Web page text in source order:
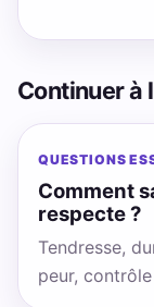
Continuer à
QUESTIONS
Comment
respecte ?
Tendresse,
peur,